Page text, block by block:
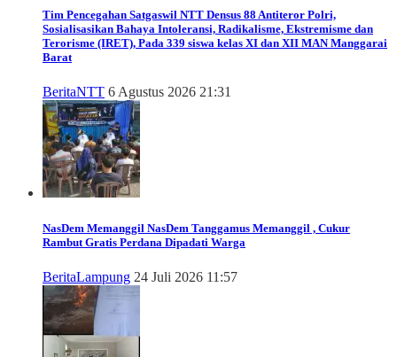
Tim Pencegahan Satgaswil NTT Densus 88 Antiteror Polri,
Sosialisasikan Bahaya Intoleransi, Radikalisme, Ekstremisme dan
Terorisme (IRET), Pada 339 siswa kelas XI dan XII MAN Manggarai
Barat
BeritaNTT 6 Agustus 2026 21:31
NasDem Memanggil NasDem Tanggamus Memanggil , Cukur
Rambut Gratis Perdana Dipadati Warga
BeritaLampung 24 Juli 2026 11:57